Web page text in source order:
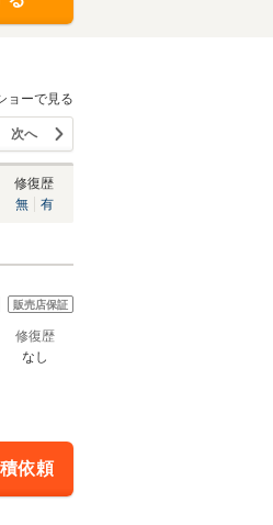
ョーで見る
次へ
修復歴
無
有
販売店保証
修復歴
なし
依頼